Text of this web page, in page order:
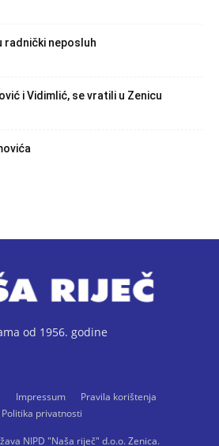
radnički neposluh
i Vidimlić, se vratili u Zenicu
od 1956. godine
Impressum
Pravila korištenja
Politika privatnosti
NIPD "Naša riječ" d.o.o. Zenica.